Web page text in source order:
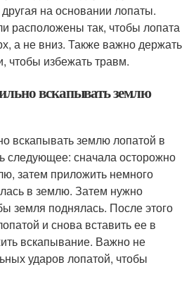
на основании лопаты.
расположены так, чтобы лопата
а не вниз. Также важно держать
чтобы избежать травм.
вскапывать землю
вскапывать землю лопатой в
следующее: сначала осторожно
затем приложить немного
в землю. Затем нужно
земля поднялась. После этого
и снова вставить ее в
вскапывание. Важно не
ударов лопатой, чтобы